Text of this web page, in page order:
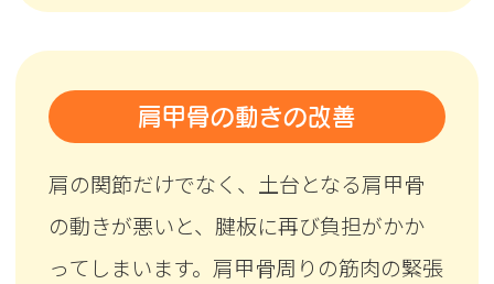
肩甲骨の動きの改善
肩の関節だけでなく、土台となる肩甲骨
の動きが悪いと、腱板に再び負担がかか
ってしまいます。肩甲骨周りの筋肉の緊張